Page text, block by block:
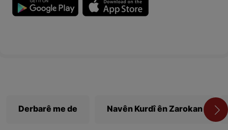
Derbarê me de Navên Kurdî ên Zarokan